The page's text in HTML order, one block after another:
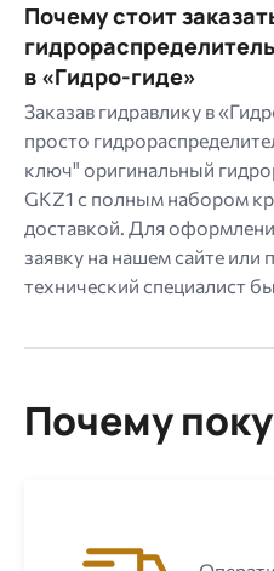
Почему стоит
в «Гидро-гиде»
Заказав гидравлику в
просто
ключ" оригинальный
GKZ1 с полным набором
доставкой. Для
заявку на нашем сайте или
технический специалист
Почему